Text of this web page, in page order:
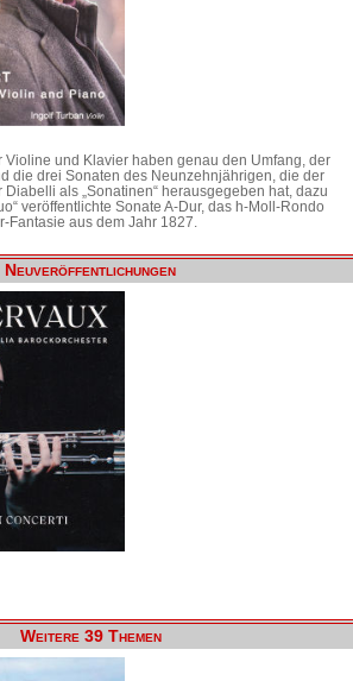
Violine und Klavier haben genau den Umfang, der
die drei Sonaten des Neunzehnjährigen, die der
als „Sonatinen“ herausgegeben hat, dazu
veröffentlichte Sonate A-Dur, das h-Moll-Rondo
aus dem Jahr 1827.
Neuveröffentlichungen
Weitere 39 Themen